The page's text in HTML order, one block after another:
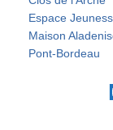
Espace
Maison
Pont-Bordeau